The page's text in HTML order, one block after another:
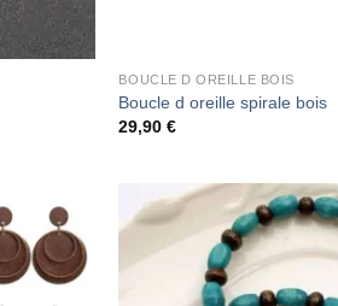
BOUCLE D OREILLE BOIS
Boucle d oreille spirale bois
29,90€